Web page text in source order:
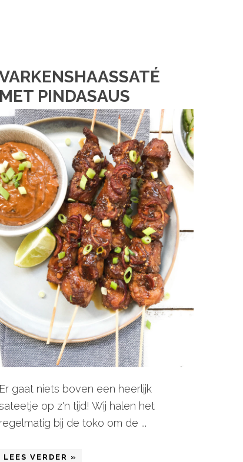
MET PINDASAUS
Er gaat niets boven een heerlijk
op z'n tijd! Wij halen het
regelmatig bij de toko om de ...
LEES VERDER »